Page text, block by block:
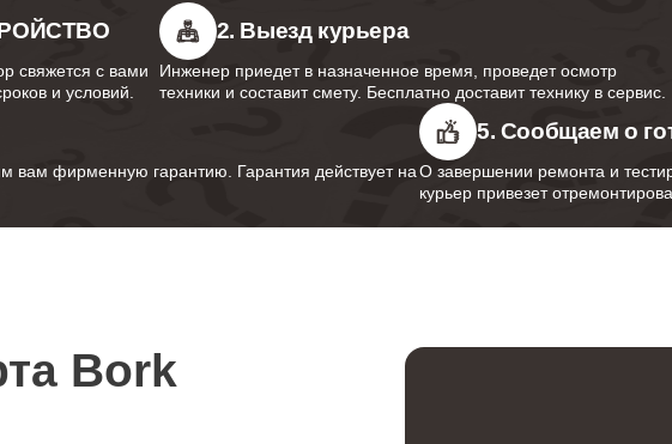
от 90 минут
от 70 минут
свяжется с вами
и условий.
2. Выезд курьера
Инженер приедет в назначенное время, проведет осмотр
техники и составит смету. Бесплатно доставит технику в сервис.
фирменную гарантию. Гарантия действует на
5. Сообщаем о
О завершении ремонта и
курьер привезет
Bork